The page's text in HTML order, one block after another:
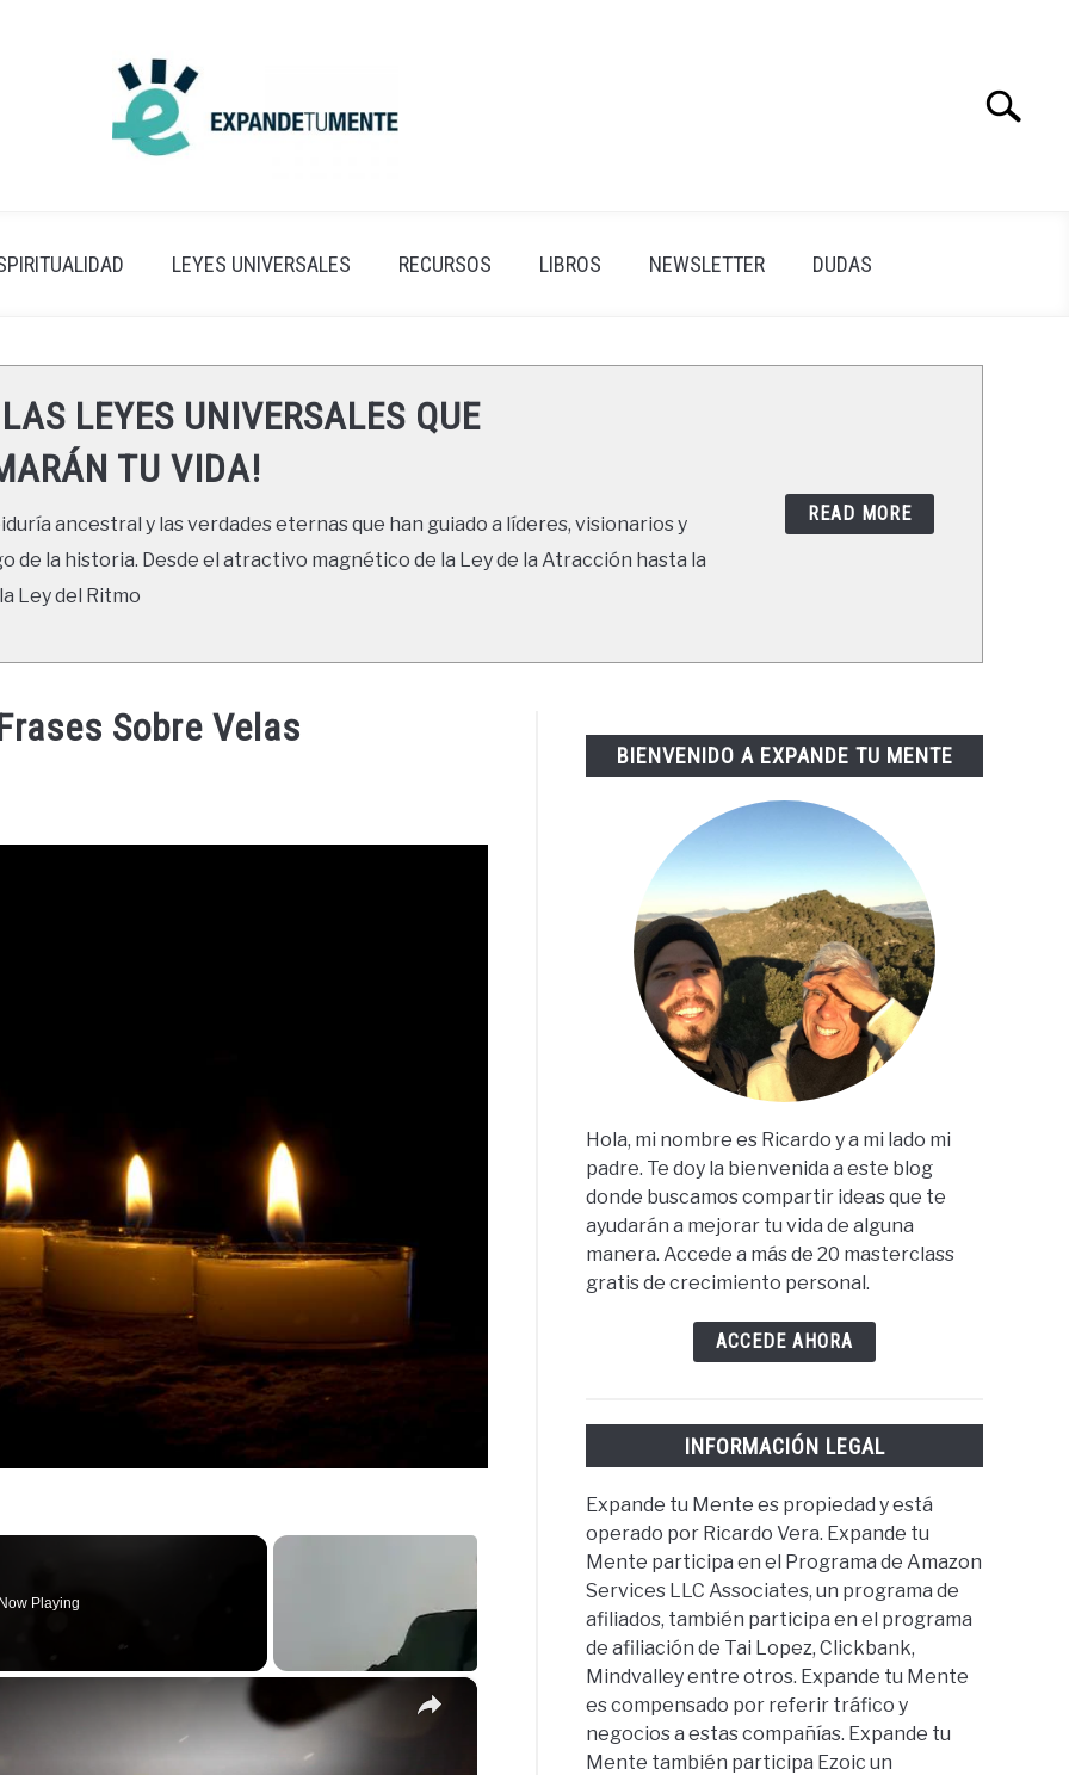
Search
LEYES UNIVERSALES RECURSOS LIBROS NEWSLETTER DUDAS
LEYES UNIVERSALES QUE
TU VIDA!
ancestral y las verdades eternas que han guiado a líderes, visionarios y
de la historia. Desde el atractivo magnético de la Ley de la Atracción hasta la
Ley del Ritmo
READ MORE
Sobre Velas
Playing
×
BIENVENIDO A EXPANDE TU MENTE
Hola, mi nombre es Ricardo y a mi lado mi
padre. Te doy la bienvenida a este blog
donde buscamos compartir ideas que te
ayudarán a mejorar tu vida de alguna
manera. Accede a más de 20 masterclass
gratis de crecimiento personal.
ACCEDE AHORA
INFORMACIÓN LEGAL
Expande tu Mente es propiedad y está
operado por Ricardo Vera. Expande tu
Mente participa en el Programa de Amazon
Services LLC Associates, un programa de
afiliados, también participa en el programa
de afiliación de Tai Lopez, Clickbank,
Mindvalley entre otros. Expande tu Mente
es compensado por referir tráfico y
negocios a estas compañías. Expande tu
Mente también participa Ezoic un